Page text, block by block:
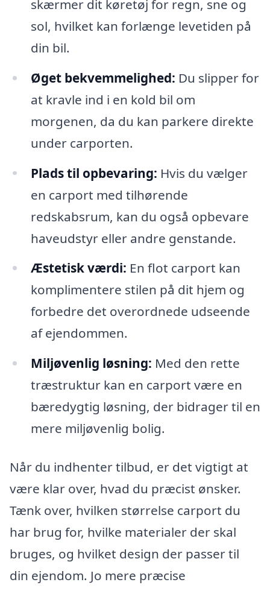
skærmer dit køretøj for regn, sne og
sol, hvilket kan forlænge levetiden på
din bil.
Øget bekvemmelighed: Du slipper for
at kravle ind i en kold bil om
morgenen, da du kan parkere direkte
under carporten.
Plads til opbevaring: Hvis du vælger
en carport med tilhørende
redskabsrum, kan du også opbevare
haveudstyr eller andre genstande.
Æstetisk værdi: En flot carport kan
komplimentere stilen på dit hjem og
forbedre det overordnede udseende
af ejendommen.
Miljøvenlig løsning: Med den rette
træstruktur kan en carport være en
bæredygtig løsning, der bidrager til en
mere miljøvenlig bolig.
Når du indhenter tilbud, er det vigtigt at
være klar over, hvad du præcist ønsker.
Tænk over, hvilken størrelse carport du
har brug for, hvilke materialer der skal
bruges, og hvilket design der passer til
din ejendom. Jo mere præcise